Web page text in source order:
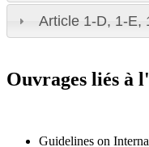
Article 1-D, 1-E,
Ouvrages liés à
Guidelines on